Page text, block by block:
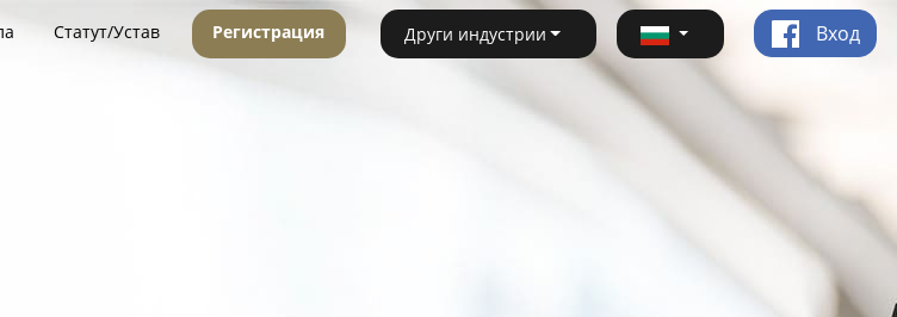
Статут/Устав Регистрация Други индустрии Вход